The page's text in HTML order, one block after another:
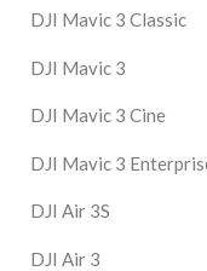
DJI Mavic 3 Classic
DJI Mavic 3
DJI Mavic 3 Cine
DJI Mavic 3
DJI Air 3S
DJI Air 3